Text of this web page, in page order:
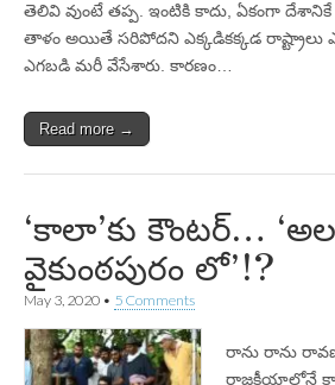
తెలివి వుంటే తప్ప. ఇంటికి కాదు, ఏకంగా
తాళం అయితే సరిపోదని ఎక్కడికక్కడ
ఎగబడి మరీ వేసేశారు. కారణం…
Read more →
‘కాలా’కు కౌంటర్…
వైకుంఠపురం లో’!?
May 3, 2020 • 5 Comments
రాను రాను
రాజకీయాల్లోనే